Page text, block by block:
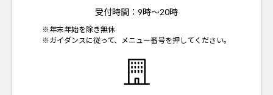
受付時間： 9時～20時
※年末年始を除き無休
※ガイダンスに従って、メニュー番号を押してください。